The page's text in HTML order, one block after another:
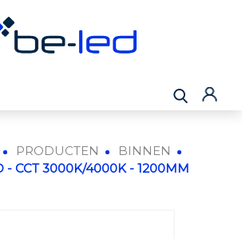
PRODUCTEN
BINNEN
- CCT 3000K/4000K - 1200MM